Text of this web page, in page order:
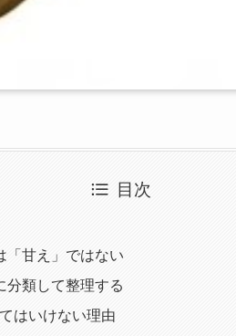
目次
「甘え」ではない
分類して整理する
はいけない理由